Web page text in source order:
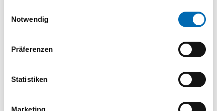
Notwendig
Präferenzen
Statistiken
Marketing
Rohrwandstärke